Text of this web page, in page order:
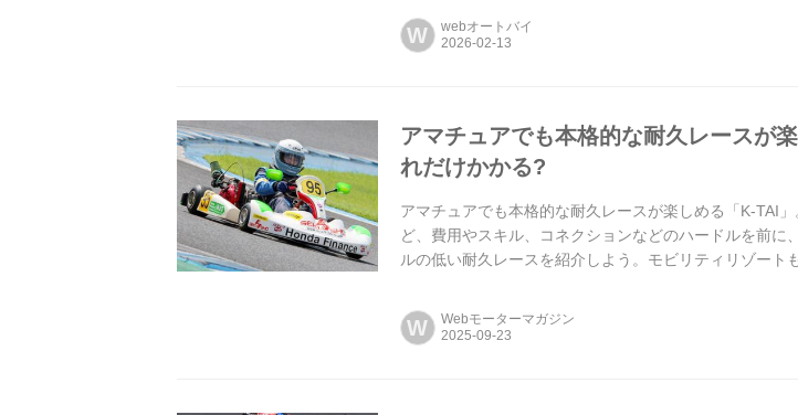
W webオートバイ
アマチュアでも本格的な耐久レースが
れだけかかる?
アマチュアでも本格的な耐久レースが楽しめる「K-TAI
ど、費用やスキル、コネクションなどのハードルを前
ルの低い耐久レースを紹介しよう。モビリティリゾー
W Webモーターマガジン